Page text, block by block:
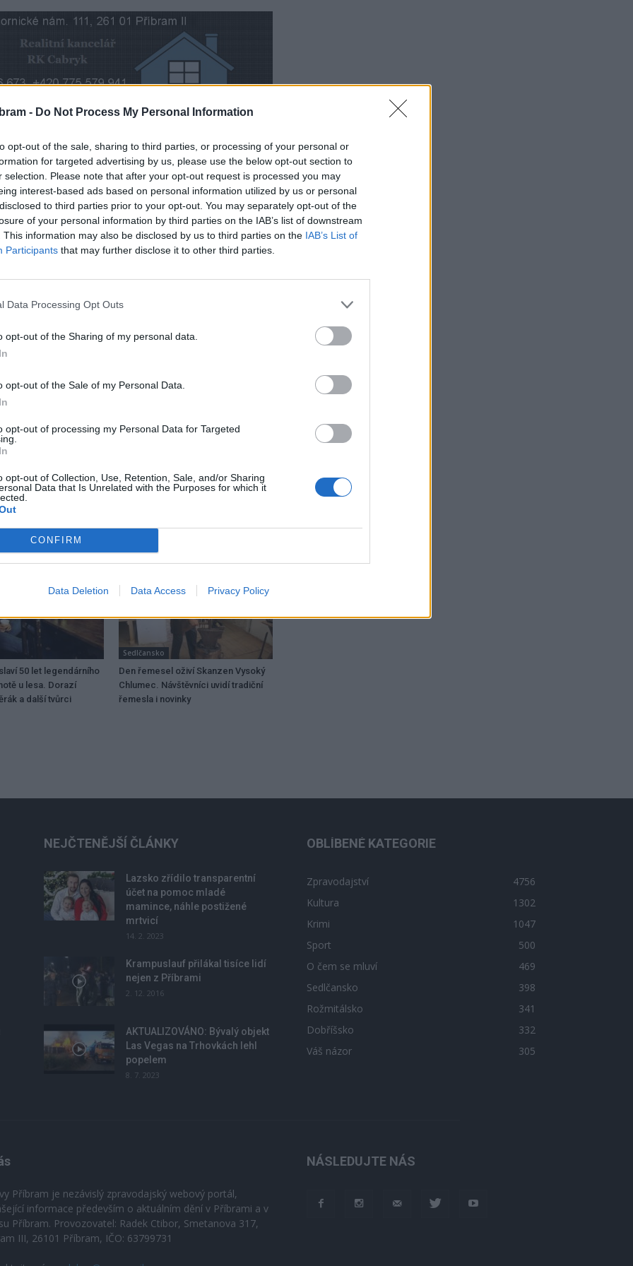
- Do Not Process My Personal Information
opt-out of the sale, sharing to third parties, or processing of your personal or
for targeted advertising by us, please use the below opt-out section to
selection. Please note that after your opt-out request is processed you may
interest-based ads based on personal information utilized by us or personal
to third parties prior to your opt-out. You may separately opt-out of the
of your personal information by third parties on the IAB’s list of downstream
This information may also be disclosed by us to third parties on the IAB’s List of
Participants that may further disclose it to other third parties.
Data Processing Opt Outs
opt-out of the Sharing of my personal data.
opt-out of the Sale of my Personal Data.
opt-out of processing my Personal Data for Targeted
opt-out of Collection, Use, Retention, Sale, and/or Sharing
Data that Is Unrelated with the Purposes for which it
CONFIRM
Data Deletion Data Access Privacy Policy
Vanžury v obci Skoupý na Petrovicku každoročně
se letos zúčastnil i herec Martin Kraus.
a mnoho dalšího se dozvíte z naší reportáže.
turnaj
drog či alkoholu
50 let legendárního
u lesa. Dorazí
a další tvůrci
Sedlčansko
Den řemesel oživí Skanzen Vysoký
Chlumec. Návštěvníci uvidí tradiční
řemesla i novinky
NEJČTENĚJŠÍ ČLÁNKY
Lazsko zřídilo transparentní
účet na pomoc mladé
mamince, náhle postižené
mrtvicí
14. 2. 2023
Krampuslauf přilákal tisíce lidí
nejen z Příbrami
2. 12. 2016
AKTUALIZOVÁNO: Bývalý objekt
Las Vegas na Trhovkách lehl
popelem
8. 7. 2023
OBLÍBENÉ KATEGORIE
Zpravodajství
4756
Kultura
1302
Krimi
1047
Sport
500
O čem se mluví
469
Sedlčansko
398
Rožmitálsko
341
Dobříšsko
332
Váš názor
305
Příbram je nezávislý zpravodajský webový portál,
informace především o aktuálním dění v Příbrami a v
Příbram. Provozovatel: Radek Ctibor, Smetanova 317,
III, 26101 Příbram, IČO: 63799731
NÁSLEDUJTE NÁS